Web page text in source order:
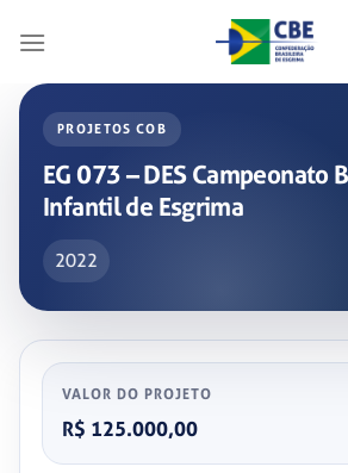
PROJETOS COB
EG 073 – DES Campeonato
Infantil de Esgrima
2022
VALOR DO PROJETO
R$ 125.000,00